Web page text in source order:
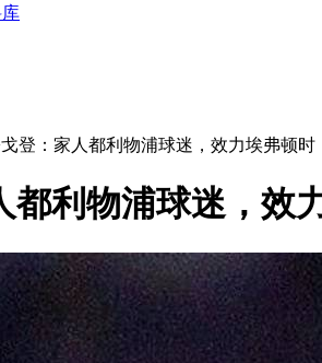
登：家人都利物浦球迷，效力埃弗顿
都利物浦球迷，效